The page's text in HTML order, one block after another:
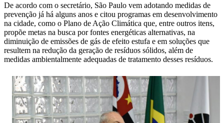
De acordo com o secretário, São Paulo vem adotando medidas de
prevenção já há alguns anos e citou programas em desenvolvimento
na cidade, como o Plano de Ação Climática que, entre outros itens,
propõe metas na busca por fontes energéticas alternativas, na
diminuição de emissões de gás de efeito estufa e em soluções que
resultem na redução da geração de resíduos sólidos, além de
medidas ambientalmente adequadas de tratamento desses resíduos.